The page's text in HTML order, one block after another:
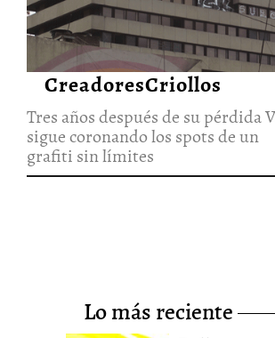
CreadoresCriollos
Tres años después de su pérdida
sigue coronando los spots de un
grafiti sin límites
lo más reciente